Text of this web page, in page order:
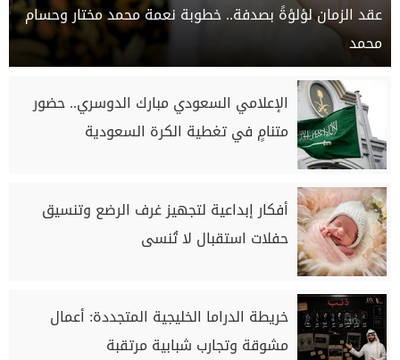
عقد الزمان لؤلؤةً بصدفة.. خطوبة نعمة محمد مختار وحسام
محمد
الإعلامي السعودي مبارك الدوسري.. حضور
متنامٍ في تغطية الكرة السعودية
أفكار إبداعية لتجهيز غرف الرضع وتنسيق
حفلات استقبال لا تُنسى
خريطة الدراما الخليجية المتجددة: أعمال
مشوقة وتجارب شبابية مرتقبة